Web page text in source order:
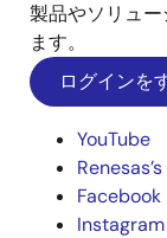
製品やソリュ
ます。
ログインを
YouTube
Facebook
Instagram